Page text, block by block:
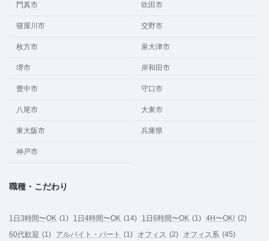
門真市 吹田市
寝屋川市 交野市
枚方市 泉大津市
堺市 岸和田市
豊中市 守口市
八尾市 大東市
東大阪市 兵庫県
神戸市
職種・こだわり
1日3時間〜OK (1) 1日4時間〜OK (14) 1日6時間〜OK (1) 4H〜OK! (2)
60代歓迎 (1) アルバイト・パート (1) オフィス (2) オフィス系 (45)